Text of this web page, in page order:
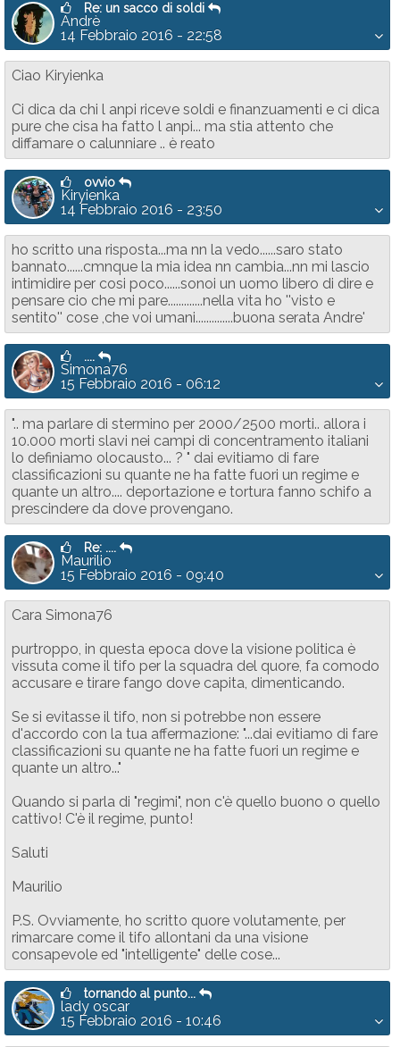
Re: un sacco di soldi
Andrè
14 Febbraio 2016 - 22:58
Ciao Kiryienka
Ci dica da chi l anpi riceve soldi e finanzuamenti e ci dica
pure che cisa ha fatto l anpi... ma stia attento che
diffamare o calunniare .. è reato
ovvio
Kiryienka
14 Febbraio 2016 - 23:50
ho scritto una risposta...ma nn la vedo......saro stato
bannato......cmnque la mia idea nn cambia...nn mi lascio
intimidire per cosi poco......sonoi un uomo libero di dire e
pensare cio che mi pare.............nella vita ho ''visto e
sentito'' cose ,che voi umani..............buona serata Andre'
....
Simona76
15 Febbraio 2016 - 06:12
".. ma parlare di stermino per 2000/2500 morti.. allora i
10.000 morti slavi nei campi di concentramento italiani
lo definiamo olocausto... ? " dai evitiamo di fare
classificazioni su quante ne ha fatte fuori un regime e
quante un altro.... deportazione e tortura fanno schifo a
prescindere da dove provengano.
Re: ....
Maurilio
15 Febbraio 2016 - 09:40
Cara Simona76
purtroppo, in questa epoca dove la visione politica è
vissuta come il tifo per la squadra del quore, fa comodo
accusare e tirare fango dove capita, dimenticando.
Se si evitasse il tifo, non si potrebbe non essere
d'accordo con la tua affermazione: "...dai evitiamo di fare
classificazioni su quante ne ha fatte fuori un regime e
quante un altro..."
Quando si parla di "regimi", non c'è quello buono o quello
cattivo! C'è il regime, punto!
Saluti
Maurilio
P.S. Ovviamente, ho scritto quore volutamente, per
rimarcare come il tifo allontani da una visione
consapevole ed "intelligente" delle cose...
tornando al punto...
lady oscar
15 Febbraio 2016 - 10:46